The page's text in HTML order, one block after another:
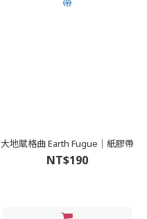
大地賦格曲 Earth Fugue｜紙膠帶
NT$190